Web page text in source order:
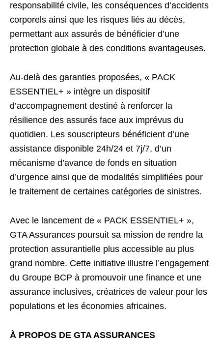
responsabilité civile, les conséquences d’accidents
corporels ainsi que les risques liés au décès,
permettant aux assurés de bénéficier d’une
protection globale à des conditions avantageuses.
Au-delà des garanties proposées, « PACK
ESSENTIEL+ » intègre un dispositif
d’accompagnement destiné à renforcer la
résilience des assurés face aux imprévus du
quotidien. Les souscripteurs bénéficient d’une
assistance disponible 24h/24 et 7j/7, d’un
mécanisme d’avance de fonds en situation
d’urgence ainsi que de modalités simplifiées pour
le traitement de certaines catégories de sinistres.
Avec le lancement de « PACK ESSENTIEL+ »,
GTA Assurances poursuit sa mission de rendre la
protection assurantielle plus accessible au plus
grand nombre. Cette initiative illustre l’engagement
du Groupe BCP à promouvoir une finance et une
assurance inclusives, créatrices de valeur pour les
populations et les économies africaines.
À PROPOS DE GTA ASSURANCES